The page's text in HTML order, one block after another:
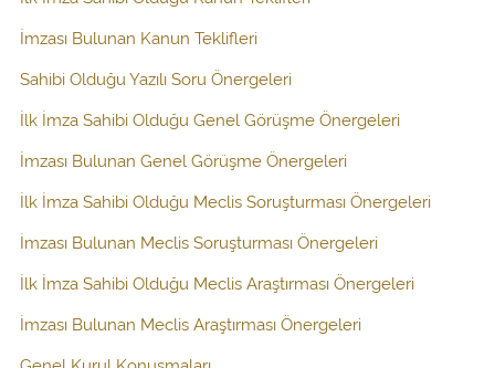
İmzası Bulunan Kanun Teklifleri
Sahibi Olduğu Yazılı Soru Önergeleri
İlk İmza Sahibi Olduğu Genel Görüşme Önergeleri
İmzası Bulunan Genel Görüşme Önergeleri
İlk İmza Sahibi Olduğu Meclis Soruşturması Önergeleri
İmzası Bulunan Meclis Soruşturması Önergeleri
İlk İmza Sahibi Olduğu Meclis Araştırması Önergeleri
İmzası Bulunan Meclis Araştırması Önergeleri